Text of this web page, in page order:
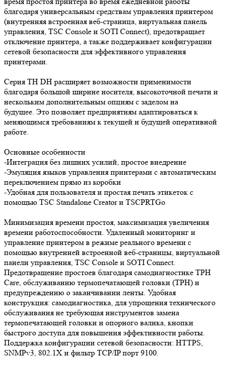
благодаря универсальным средствам управления принтером
(внутренняя встроенная веб-страница, виртуальная панель
управления, TSC Console и SOTI Connect), предотвращает
отключение принтера, а также поддерживает конфигурации
сетевой безопасности для эффективного управления
принтерами.
Серия TH DH расширяет возможности применимости
благодаря большой ширине носителя, высокоточной печати и
нескольким дополнительным опциям с заделом на
будущее. Это позволяет предприятиям адаптироваться к
меняющимся требованиям к текущей и будущей оперативной
работе.
Основные особенности
-Интеграция без лишних усилий, простое внедрение
-Эмуляция языков управления принтерами с автоматическим
переключением прямо из коробки
-Удобная для пользователя и простая печать этикеток с
помощью TSC Standalone Creator и TSCPRTGo
Минимизация времени простоя, максимизация увеличения
времени работоспособности. Удаленный мониторинг и
управление принтером в режиме реального времени с
помощью внутренней встроенной веб-страницы, виртуальной
панели управления, TSC Console и SOTI Connect.
Предотвращение простоев благодаря самодиагностике TPH
Care, обслуживанию термопечатающей головки (TPH) и
предупреждению о заканчивании ленты. Удобная
конструкция: самодиагностика, для упрощения технического
обслуживания не требующая инструментов замена
термопечатающей головки и опорного валика, кнопки
быстрого доступа для повышения эффективности работы.
Поддержка конфигурации сетевой безопасности: HTTPS,
SNMPv3, 802.1X и фильтр TCP/IP порт 9100.